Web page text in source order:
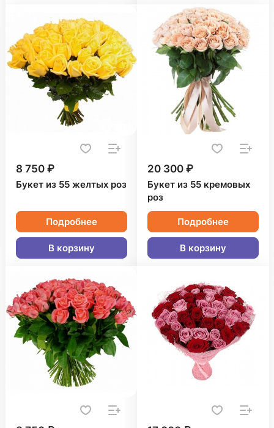
8 750 ₽
Букет из 55 желтых роз
Подробнее
В корзину
20 300 ₽
Букет из 55 кремовых
роз
Подробнее
В корзину